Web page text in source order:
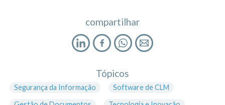
Tópicos
Segurança da Informação
Software de CLM
compartilhar